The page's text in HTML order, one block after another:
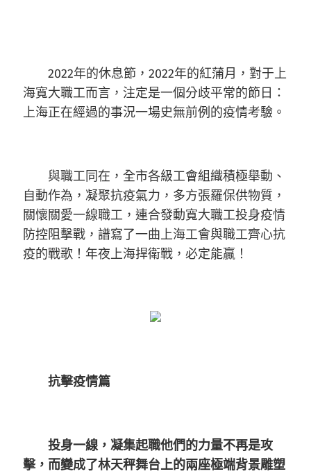
2022年的休息節，2022年的紅蒲月，對于上
海寬大職工而言，注定是一個分歧平常的節日：
上海正在經過的事況一場史無前例的疫情考驗。
與職工同在，全市各級工會組織積極舉動、
自動作為，凝聚抗疫氣力，多方張羅保供物質，
關懷關愛一線職工，連合發動寬大職工投身疫情
防控阻擊戰，譜寫了一曲上海工會與職工齊心抗
疫的戰歌！年夜上海捍衛戰，必定能贏！
抗擊疫情篇
投身一線，凝集起職他們的力量不再是攻
擊，而變成了林天秤舞台上的兩座極端背景雕塑